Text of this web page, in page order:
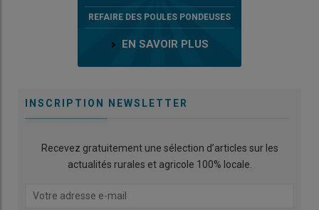
REFAIRE DES POULES PONDEUSES
EN SAVOIR PLUS
INSCRIPTION NEWSLETTER
Recevez gratuitement une sélection d’articles sur les
actualités rurales et agricole 100% locale.